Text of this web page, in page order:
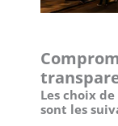
Les choix
sont les